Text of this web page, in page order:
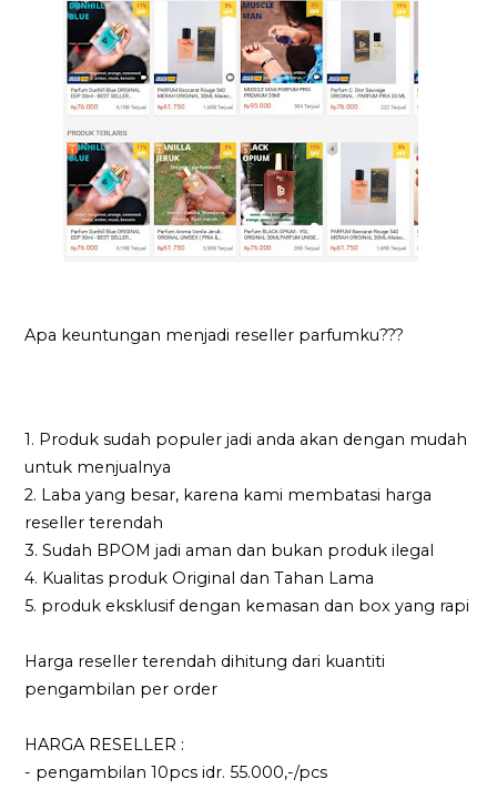
Apa keuntungan menjadi reseller parfumku???
1. Produk sudah populer jadi anda akan dengan mudah
untuk menjualnya
2. Laba yang besar, karena kami membatasi harga
reseller terendah
3. Sudah BPOM jadi aman dan bukan produk ilegal
4. Kualitas produk Original dan Tahan Lama
5. produk eksklusif dengan kemasan dan box yang rapi
Harga reseller terendah dihitung dari kuantiti
pengambilan per order
HARGA RESELLER :
- pengambilan 10pcs idr. 55.000,-/pcs